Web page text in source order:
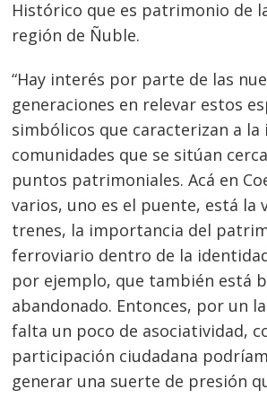
Histórico que es patrimonio de
región de Ñuble.
“Hay interés por parte de las
generaciones en relevar estos
simbólicos que caracterizan a la
comunidades que se sitúan
puntos patrimoniales. Acá en
varios, uno es el puente, está la
trenes, la importancia del
ferroviario dentro de la
por ejemplo, que también está
abandonado. Entonces, por un
falta un poco de asociatividad,
participación ciudadana
generar una suerte de presión